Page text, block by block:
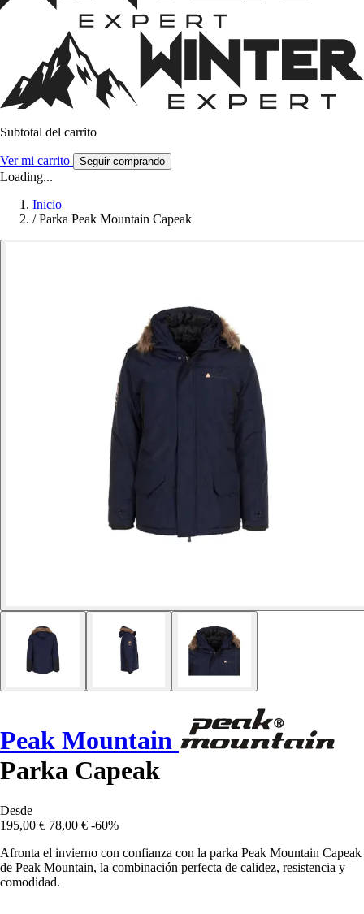
Subtotal del carrito
Ver mi carrito Seguir comprando
Loading...
Inicio
/ Parka Peak Mountain Capeak
Peak Mountain
Parka Capeak
Desde
195,00 € 78,00 € -60%
Afronta el invierno con confianza con la parka Peak Mountain Capeak
de Peak Mountain, la combinación perfecta de calidez, resistencia y
comodidad.